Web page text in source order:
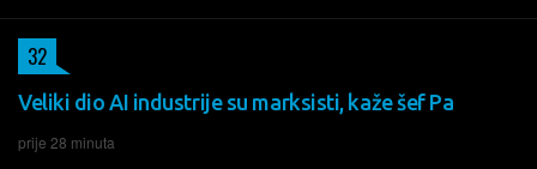
Veliki dio AI industrije su marksisti, kaže šef Pa
prije 28 minuta
32